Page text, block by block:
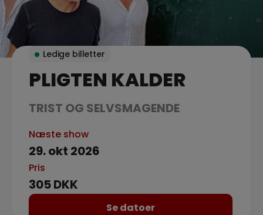
Ledige billetter
PLIGTEN KALDER
TRIST OG SELVSMAGENDE
Næste show
29. okt 2026
Pris
305 DKK
Se datoer